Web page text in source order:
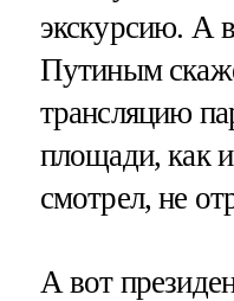
экскурсию. А
Путиным
трансляцию
площади, как
смотрел, не
А вот